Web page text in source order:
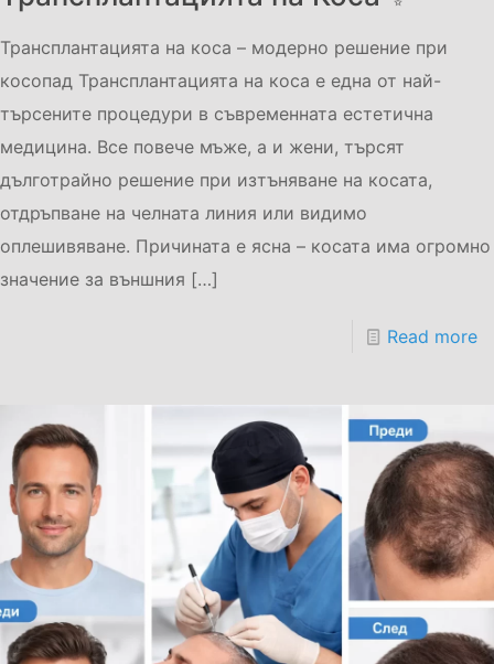
Трансплантацията на коса – модерно решение при
косопад Трансплантацията на коса е една от най-
търсените процедури в съвременната естетична
медицина. Все повече мъже, а и жени, търсят
дълготрайно решение при изтъняване на косата,
отдръпване на челната линия или видимо
оплешивяване. Причината е ясна – косата има огромно
значение за външния […]
Read more